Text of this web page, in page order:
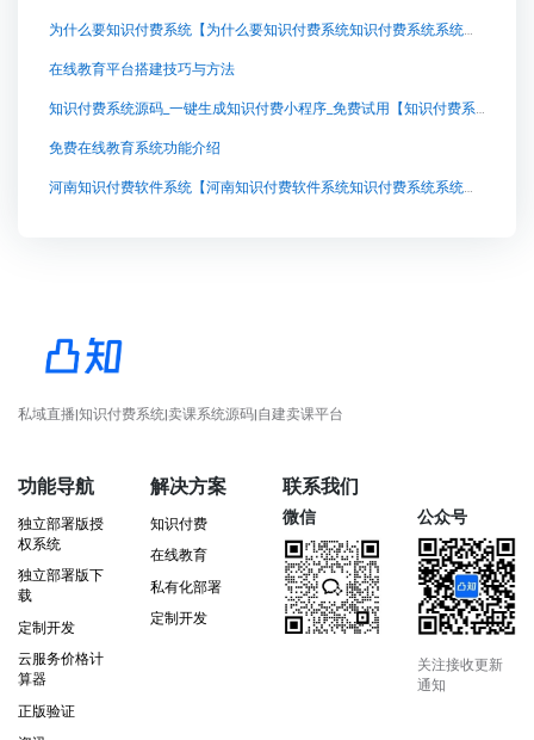
为什么要知识付费系统【为什么要知识付费系统知识付费系统系统怎么制作，知识付费系统搭建使用教程】
在线教育平台搭建技巧与方法
知识付费系统源码_一键生成知识付费小程序_免费试用【知识付费系统源码_一键生成知识付费小程序_免费试用知识付费系统系统怎么制作，知识付费系统搭建使用教程】
免费在线教育系统功能介绍
河南知识付费软件系统【河南知识付费软件系统知识付费系统系统怎么制作，知识付费系统搭建使用教程】
私域直播|知识付费系统|卖课系统源码|自建卖课平台
功能导航
独立部署版授
权系统
独立部署版下
载
定制开发
云服务价格计
算器
正版验证
解决方案
知识付费
在线教育
私有化部署
定制开发
联系我们
微信 公众号
关注接收更新
通知